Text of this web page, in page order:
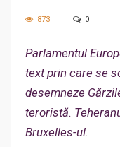
873 0
Parlamentul
text prin care se
desemneze
teroristă.
Bruxelles-ul.